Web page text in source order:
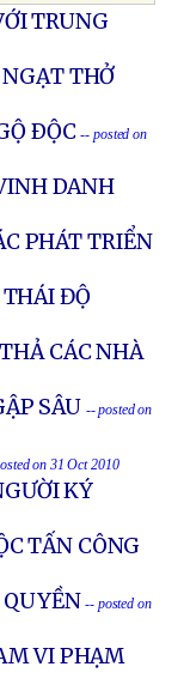
TRUNG
THỞ
ÐỘC-- posted on
DANH
PHÁT TRIỂN
THÁI ĐỘ
CÁC NHÀ
SÂU -- posted on
on 31 Oct 2010
KÝ
TẤN CÔNG
-- posted on
VI PHẠM